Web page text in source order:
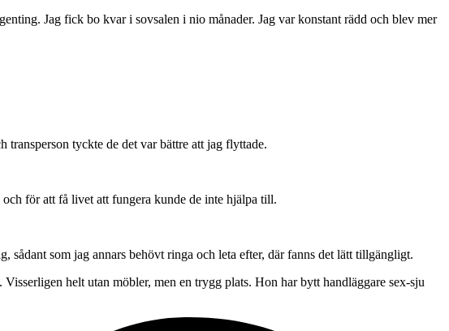
Jag fick bo kvar i sovsalen i nio månader. Jag var konstant rädd och blev mer
tyckte de det var bättre att jag flyttade.
för att få livet att fungera kunde de inte hjälpa till.
som jag annars behövt ringa och leta efter, där fanns det lätt tillgängligt.
helt utan möbler, men en trygg plats. Hon har bytt handläggare sex-sju